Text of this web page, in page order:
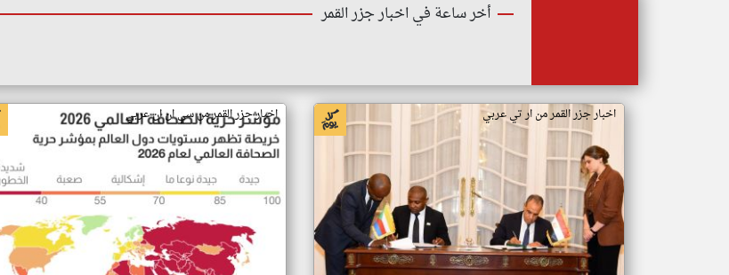
أخر ساعة في اخبار جزر القمر
اخبار جزر القمر من ار تي عربي اخبار جزر القمر من سي ان ان عربي